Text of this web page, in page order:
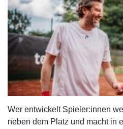
Wer entwickelt Spieler:innen
neben dem Platz und macht in